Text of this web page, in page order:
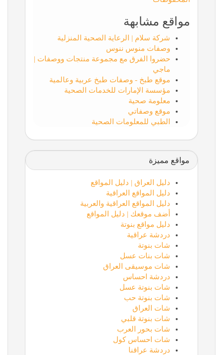
مواقع مشابهة
شركة سلام | الرعاية الصحية المنزلية
وصفات منوس ننوس
حضروا الفرق مع مجموعة منتجات ووصفات |
ماجي
موقع طبخ - وصفات طبخ عربية وعالمية
مؤسسة الإمارات للخدمات الصحية
معلومة صحية
موقع وصفاتي
الطبي للمعلومات الصحية
مواقع مميزة
دليل العراق | دليل المواقع
دليل المواقع العراقية
دليل المواقع العراقية والعربية
أضف موقعك | دليل المواقع
دليل مواقع بنوتة
دردشة عراقية
شات بنوتة
شات بنات عسل
شات موسيقى العراق
دردشة احساس
شات بنوتة عسل
شات بنوتة حب
شات العراق
شات بنوتة قلبي
شات بحور العرب
شات احساس كول
دردشة عراقنا